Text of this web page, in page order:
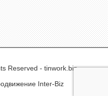
Reserved - tinwork.biz
Inter-Biz